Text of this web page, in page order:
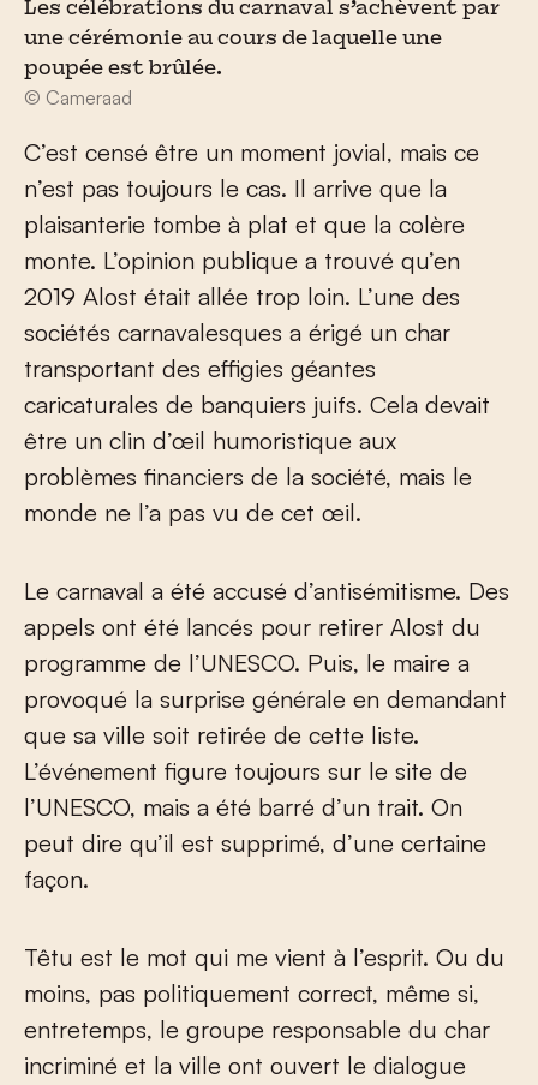
Les célébrations du carnaval s’achèvent par
une cérémonie au cours de laquelle une
poupée est brûlée.
© Cameraad
C’est censé être un moment jovial, mais ce
n’est pas toujours le cas. Il arrive que la
plaisanterie tombe à plat et que la colère
monte. L’opinion publique a trouvé qu’en
2019 Alost était allée trop loin. L’une des
sociétés carnavalesques a érigé un char
transportant des effigies géantes
caricaturales de banquiers juifs. Cela devait
être un clin d’œil humoristique aux
problèmes financiers de la société, mais le
monde ne l’a pas vu de cet œil.
Le carnaval a été accusé d’antisémitisme. Des
appels ont été lancés pour retirer Alost du
programme de l’UNESCO. Puis, le maire a
provoqué la surprise générale en demandant
que sa ville soit retirée de cette liste.
L’événement figure toujours sur le site de
l’UNESCO, mais a été barré d’un trait. On
peut dire qu’il est supprimé, d’une certaine
façon.
Têtu est le mot qui me vient à l’esprit. Ou du
moins, pas politiquement correct, même si,
entretemps, le groupe responsable du char
incriminé et la ville ont ouvert le dialogue